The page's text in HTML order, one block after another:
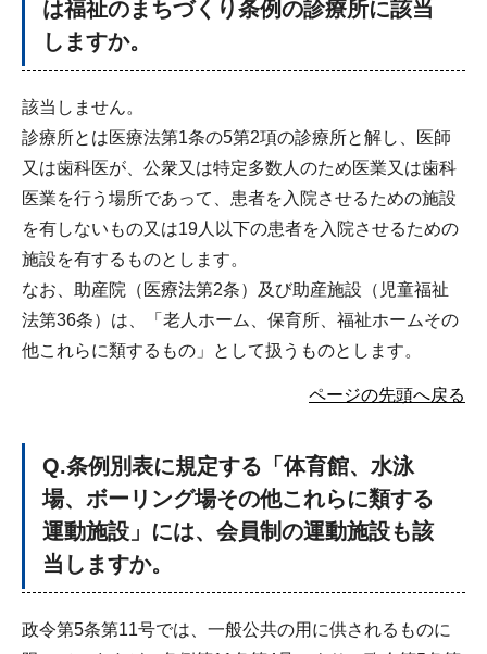
は福祉のまちづくり条例の診療所に該当
しますか。
該当しません。
診療所とは医療法第1条の5第2項の診療所と解し、医師
又は歯科医が、公衆又は特定多数人のため医業又は歯科
医業を行う場所であって、患者を入院させるための施設
を有しないもの又は19人以下の患者を入院させるための
施設を有するものとします。
なお、助産院（医療法第2条）及び助産施設（児童福祉
法第36条）は、「老人ホーム、保育所、福祉ホームその
他これらに類するもの」として扱うものとします。
ページの先頭へ戻る
Q.条例別表に規定する「体育館、水泳
場、ボーリング場その他これらに類する
運動施設」には、会員制の運動施設も該
当しますか。
政令第5条第11号では、一般公共の用に供されるものに